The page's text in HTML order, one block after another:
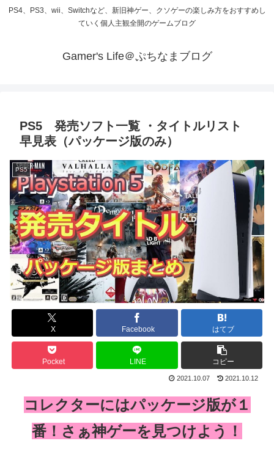
PS4、PS3、wii、Switchなど、新旧神ゲー、クソゲーの楽しみ方をおすすめし
ていく個人主観全開のゲームブログ
Gamer's Life＠ぷちなまブログ
PS5 発売ソフト一覧 ・タイトルリスト
早見表（パッケージ版のみ）
PS5
X Facebook はてブ
Pocket LINE コピー
2021.10.07 2021.10.12
コレクターにはパッケージ版が１
番！さぁ神ゲーを見つけよう！